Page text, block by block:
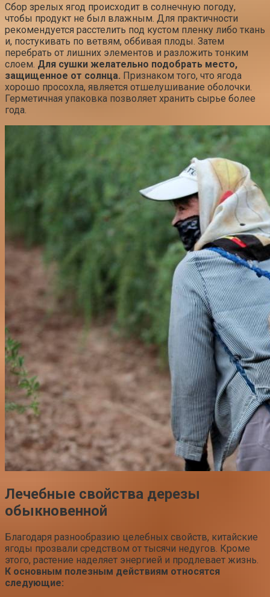
Сбор зрелых ягод происходит в солнечную погоду,
чтобы продукт не был влажным. Для практичности
рекомендуется расстелить под кустом пленку либо ткань
и, постукивать по ветвям, оббивая плоды. Затем
перебрать от лишних элементов и разложить тонким
слоем. Для сушки желательно подобрать место,
защищенное от солнца. Признаком того, что ягода
хорошо просохла, является отшелушивание оболочки.
Герметичная упаковка позволяет хранить сырье более
года.
Лечебные свойства дерезы
обыкновенной
Благодаря разнообразию целебных свойств, китайские
ягоды прозвали средством от тысячи недугов. Кроме
этого, растение наделяет энергией и продлевает жизнь.
К основным полезным действиям относятся
следующие: